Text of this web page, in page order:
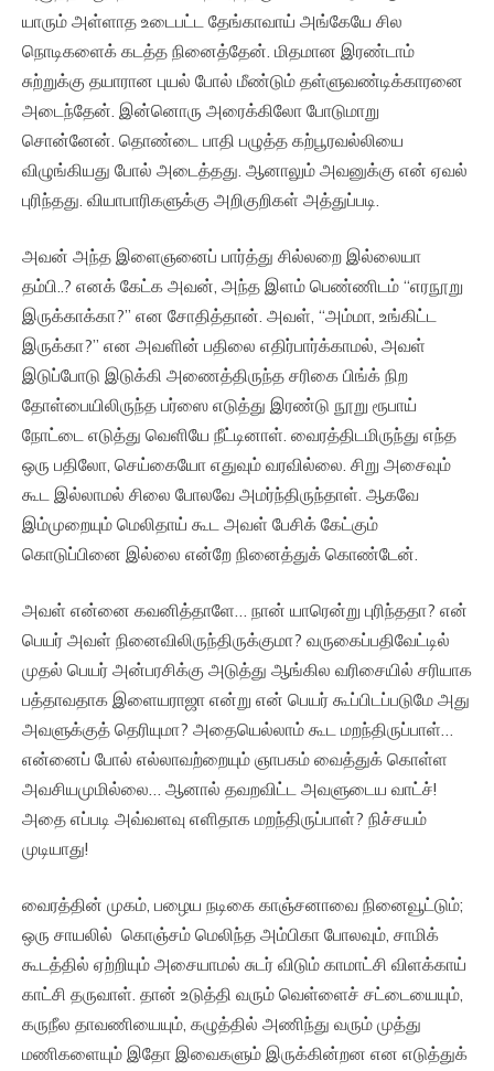
யாரும் அள்ளாத உடைபட்ட தேங்காவாய் அங்கேயே சில
நொடிகளைக் கடத்த நினைத்தேன். மிதமான இரண்டாம்
சுற்றுக்கு தயாரான புயல் போல் மீண்டும் தள்ளுவண்டிக்காரனை
அடைந்தேன். இன்னொரு அரைக்கிலோ போடுமாறு
சொன்னேன். தொண்டை பாதி பழுத்த கற்பூரவல்லியை
விழுங்கியது போல் அடைத்தது. ஆனாலும் அவனுக்கு என் ஏவல்
புரிந்தது. வியாபாரிகளுக்கு அறிகுறிகள் அத்துப்படி.
அவன் அந்த இளைஞனைப் பார்த்து சில்லறை இல்லையா
தம்பி..? எனக் கேட்க அவன், அந்த இளம் பெண்ணிடம் “எரநூறு
இருக்காக்கா?” என சோதித்தான். அவள், “அம்மா, உங்கிட்ட
இருக்கா?” என அவளின் பதிலை எதிர்பார்க்காமல், அவள்
இடுப்போடு இடுக்கி அணைத்திருந்த சரிகை பிங்க் நிற
தோள்பையிலிருந்த பர்ஸை எடுத்து இரண்டு நூறு ரூபாய்
நோட்டை எடுத்து வெளியே நீட்டினாள். வைரத்திடமிருந்து எந்த
ஒரு பதிலோ, செய்கையோ எதுவும் வரவில்லை. சிறு அசைவும்
கூட இல்லாமல் சிலை போலவே அமர்ந்திருந்தாள். ஆகவே
இம்முறையும் மெலிதாய் கூட அவள் பேசிக் கேட்கும்
கொடுப்பினை இல்லை என்றே நினைத்துக் கொண்டேன்.
அவள் என்னை கவனித்தாளே… நான் யாரென்று புரிந்ததா? என்
பெயர் அவள் நினைவிலிருந்திருக்குமா? வருகைப்பதிவேட்டில்
முதல் பெயர் அன்பரசிக்கு அடுத்து ஆங்கில வரிசையில் சரியாக
பத்தாவதாக இளையராஜா என்று என் பெயர் கூப்பிடப்படுமே அது
அவளுக்குத் தெரியுமா? அதையெல்லாம் கூட மறந்திருப்பாள்…
என்னைப் போல் எல்லாவற்றையும் ஞாபகம் வைத்துக் கொள்ள
அவசியமுமில்லை… ஆனால் தவறவிட்ட அவளுடைய வாட்ச்!
அதை எப்படி அவ்வளவு எளிதாக மறந்திருப்பாள்? நிச்சயம்
முடியாது!
வைரத்தின் முகம், பழைய நடிகை காஞ்சனாவை நினைவூட்டும்;
ஒரு சாயலில் கொஞ்சம் மெலிந்த அம்பிகா போலவும், சாமிக்
கூடத்தில் ஏற்றியும் அசையாமல் சுடர் விடும் காமாட்சி விளக்காய்
காட்சி தருவாள். தான் உடுத்தி வரும் வெள்ளைச் சட்டையையும்,
கருநீல தாவணியையும், கழுத்தில் அணிந்து வரும் முத்து
மணிகளையும் இதோ இவைகளும் இருக்கின்றன என எடுத்துக்